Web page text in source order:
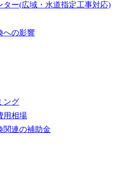
ター(広域・水道指定工事対応)
への影響
ング
用相場
関連の補助金